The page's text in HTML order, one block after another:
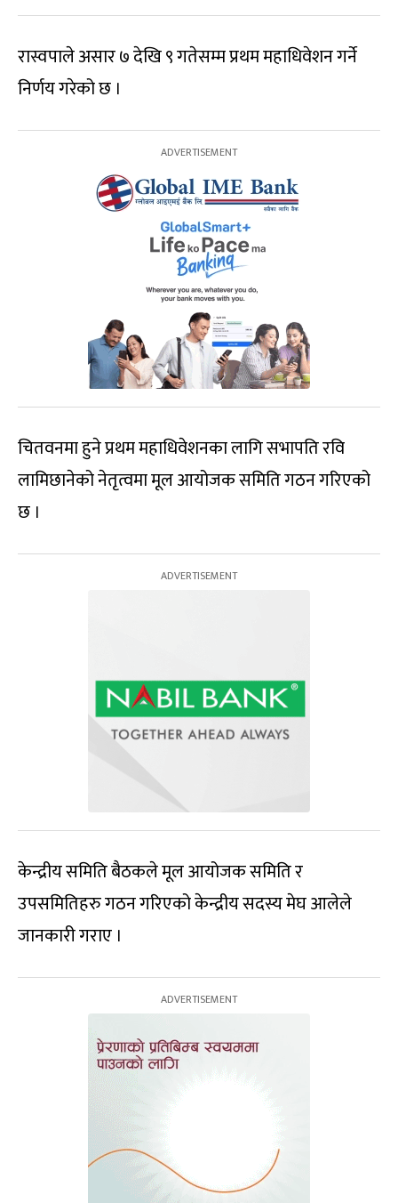
रास्वपाले असार ७ देखि ९ गतेसम्म प्रथम महाधिवेशन गर्ने
निर्णय गरेको छ ।
चितवनमा हुने प्रथम महाधिवेशनका लागि सभापति रवि
लामिछानेको नेतृत्वमा मूल आयोजक समिति गठन गरिएको
छ ।
केन्द्रीय समिति बैठकले मूल आयोजक समिति र
उपसमितिहरु गठन गरिएको केन्द्रीय सदस्य मेघ आलेले
जानकारी गराए ।